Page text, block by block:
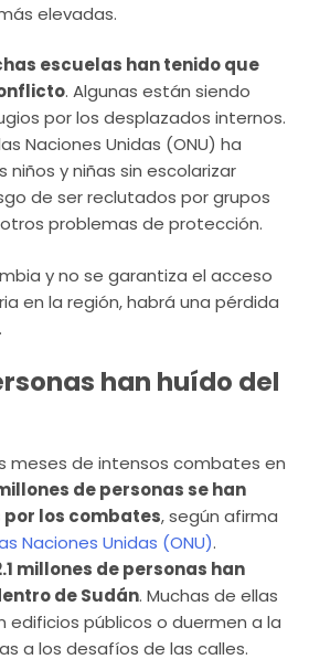
elevadas.
escuelas han tenido que
. Algunas están siendo
por los desplazados internos.
Naciones Unidas (ONU) ha
y niñas sin escolarizar
de ser reclutados por grupos
problemas de protección.
y no se garantiza el acceso
en la región, habrá una pérdida
han huído del
meses de intensos combates en
de personas se han
los combates, según afirma
Naciones Unidas (ONU).
millones de personas han
de Sudán. Muchas de ellas
edificios públicos o duermen a la
a los desafíos de las calles.